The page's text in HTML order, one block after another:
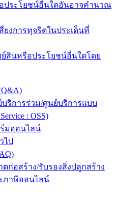
ประโยชน์อื่นใดอันอาจคำนวณ
ยงการทุจริตในประเด็นที่
สินหรือประโยชน์อื่นใดโดย
ริการร่วม/ศูนย์บริการแบบ
: OSS)
มออนไลน์
ไป
ก่อสร้าง/รับรองสิ่งปลูกสร้าง
ภาษีออนไลน์